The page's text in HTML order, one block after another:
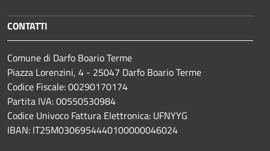
CONTATTI
Comune di Darfo Boario Terme
Piazza Lorenzini, 4 - 25047 Darfo Boario Terme
Codice Fiscale: 00290170174
Partita IVA: 00550530984
Codice Univoco Fattura Elettronica: UFNYYG
IBAN: IT25M0306954440100000046024